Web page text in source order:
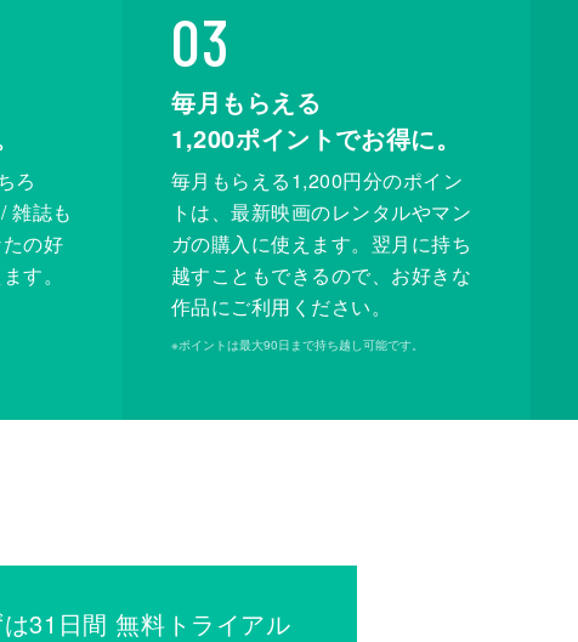
ろ
雑誌も
の好
す。
03
毎月もらえる
1,200ポイントでお得に。
毎月もらえる1,200円分のポイン
トは、最新映画のレンタルやマン
ガの購入に使えます。翌月に持ち
越すこともできるので、お好きな
作品にご利用ください。
※ポイントは最大90日まで持ち越し可能です。
は31日間 無料トライアル